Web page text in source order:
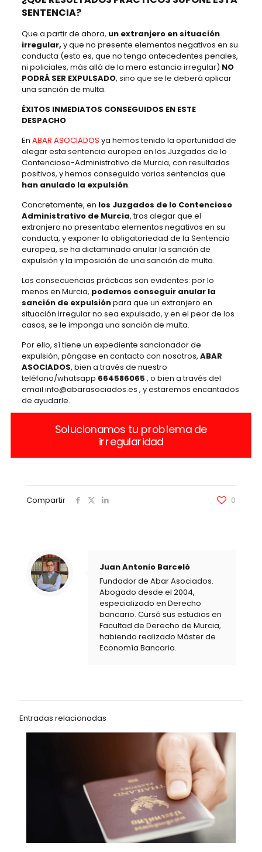
SENTENCIA?
Que a partir de ahora, un extranjero en situación
irregular, y que no presente elementos negativos en su
conducta (esto es, que no tenga antecedentes penales,
ni policiales, más allá de la mera estancia irregular) NO
PODRÁ SER EXPULSADO, sino que se le deberá aplicar
una sanción de multa.
ÉXITOS INMEDIATOS CONSEGUIDOS EN ESTE
DESPACHO
En ABAR ASOCIADOS ya hemos tenido la oportunidad de
alegar esta sentencia europea en los Juzgados de lo
Contencioso-Administrativo de Murcia, con resultados
positivos, y hemos conseguido varias sentencias que
han anulado la expulsión.
Concretamente, en los Juzgados de lo Contencioso
Administrativo de Murcia, tras alegar que el
extranjero no presentaba elementos negativos en su
conducta, y exponer la obligatoriedad de la Sentencia
europea, se ha dictaminado anular la sanción de
expulsión y la imposición de una sanción de multa.
Las consecuencias prácticas son evidentes: por lo
menos en Murcia, podemos conseguir anular la
sanción de expulsiónpara que un extranjero en
situación irregular no sea expulsado, y en el peor de los
casos, se le imponga una sanción de multa.
Por ello, sí tiene un expediente sancionador de
expulsión, póngase en contacto con nosotros, ABAR
ASOCIADOS, bien a través de nuestro
teléfono/whatsapp 664586065 , o bien a través del
email info@abarasociados.es , y estaremos encantados
de ayudarle.
Solucionamos tu problema de
irregularidad
Compartir 0
Juan Antonio Barceló
Fundador de Abar Asociados.
Abogado desde el 2004,
especializado en Derecho
bancario. Cursó sus estudios en
Facultad de Derecho de Murcia,
habiendo realizado Máster de
Economía Bancaria.
Entradas relacionadas